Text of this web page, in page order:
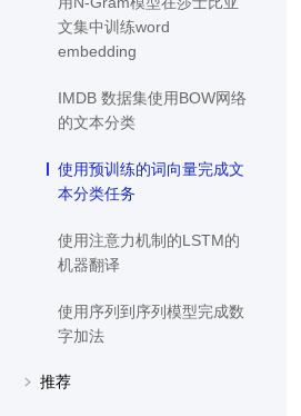
文集中训练word
embedding
IMDB 数据集使用BOW网络
的文本分类
使用预训练的词向量完成文
本分类任务
使用注意力机制的LSTM的
机器翻译
使用序列到序列模型完成数
字加法
推荐